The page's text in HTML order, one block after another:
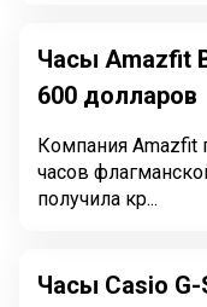
Часы Amazfit
600 долларов
Компания Amazfit
часов
получила кр...
Часы Casio G-